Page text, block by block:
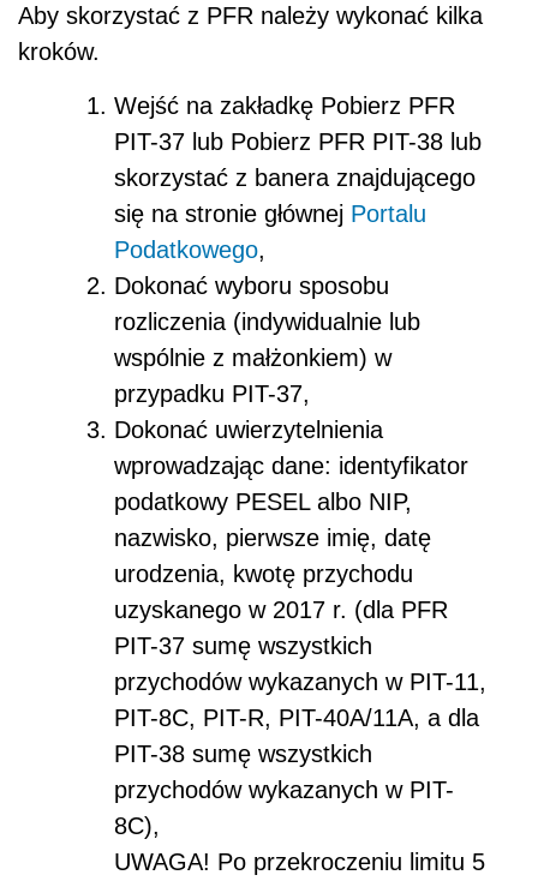
Aby skorzystać z PFR należy wykonać kilka
kroków.
Wejść na zakładkę Pobierz PFR
PIT-37 lub Pobierz PFR PIT-38 lub
skorzystać z banera znajdującego
się na stronie głównej Portalu
Podatkowego,
Dokonać wyboru sposobu
rozliczenia (indywidualnie lub
wspólnie z małżonkiem) w
przypadku PIT-37,
Dokonać uwierzytelnienia
wprowadzając dane: identyfikator
podatkowy PESEL albo NIP,
nazwisko, pierwsze imię, datę
urodzenia, kwotę przychodu
uzyskanego w 2017 r. (dla PFR
PIT-37 sumę wszystkich
przychodów wykazanych w PIT-11,
PIT-8C, PIT-R, PIT-40A/11A, a dla
PIT-38 sumę wszystkich
przychodów wykazanych w PIT-
8C),
UWAGA! Po przekroczeniu limitu 5